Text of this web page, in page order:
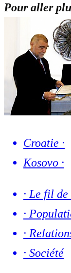
Pour aller
Croatie ·
Kosovo ·
· Le fil
·
·
· Société